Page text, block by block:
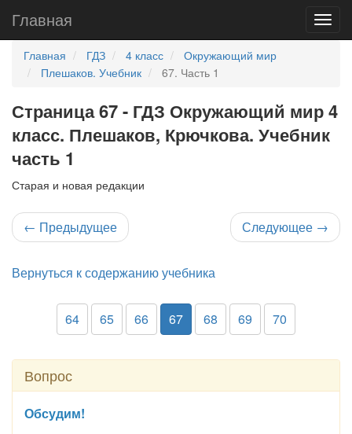
Главная
Главная ГДЗ 4 класс
Окружающий мир
Плешаков. Учебник
67. Часть 1
Страница 67 - ГДЗ Окружающий мир 4
класс. Плешаков, Крючкова. Учебник
часть 1
Старая и новая редакции
← Предыдущее Следующее →
Вернуться к содержанию учебника
64 65 66 67 68 69 70
Вопрос
Обсудим!